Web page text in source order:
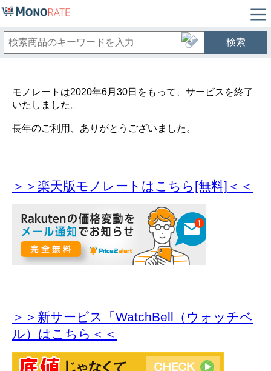
検索
モノレートは2020年6月30日をもって、サービスを終了
いたしました。
長年のご利用、ありがとうございました。
＞＞楽天版モノレートはこちら[無料]＜＜
＞＞新サービス「WatchBell（ウォッチベ
ル）はこちら＜＜